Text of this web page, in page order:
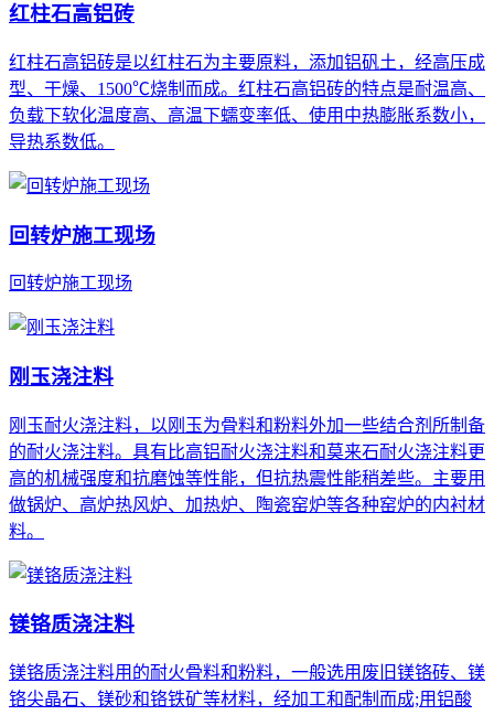
红柱石高铝砖
红柱石高铝砖是以红柱石为主要原料，添加铝矾土，经高压成
型、干燥、1500℃烧制而成。红柱石高铝砖的特点是耐温高、
负载下软化温度高、高温下蠕变率低、使用中热膨胀系数小，
导热系数低。
回转炉施工现场
回转炉施工现场
刚玉浇注料
刚玉耐火浇注料，以刚玉为骨料和粉料外加一些结合剂所制备
的耐火浇注料。具有比高铝耐火浇注料和莫来石耐火浇注料更
高的机械强度和抗磨蚀等性能，但抗热震性能稍差些。主要用
做锅炉、高炉热风炉、加热炉、陶瓷窑炉等各种窑炉的内衬材
料。
镁铬质浇注料
镁铬质浇注料用的耐火骨料和粉料，一般选用废旧镁铬砖、镁
铬尖晶石、镁砂和铬铁矿等材料，经加工和配制而成;用铝酸